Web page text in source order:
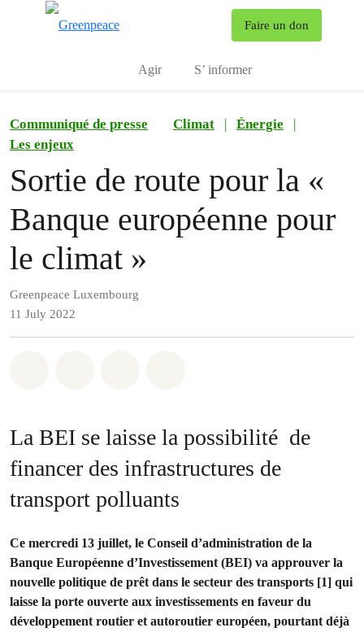
Faire un don
Agir S’ informer
Communiqué de presse Climat | Énergie
|
Les enjeux
Sortie de route pour la «
Banque européenne pour
le climat »
Greenpeace Luxembourg
11 July 2022
La BEI se laisse la possibilité de
financer des infrastructures de
transport polluants
Ce mercredi 13 juillet, le Conseil d’administration de la
Banque Européenne d’Investissement (BEI) va approuver la
nouvelle politique de prêt dans le secteur des transports [1] qui
laisse la porte ouverte aux investissements en faveur du
développement routier et autoroutier européen, pourtant déjà